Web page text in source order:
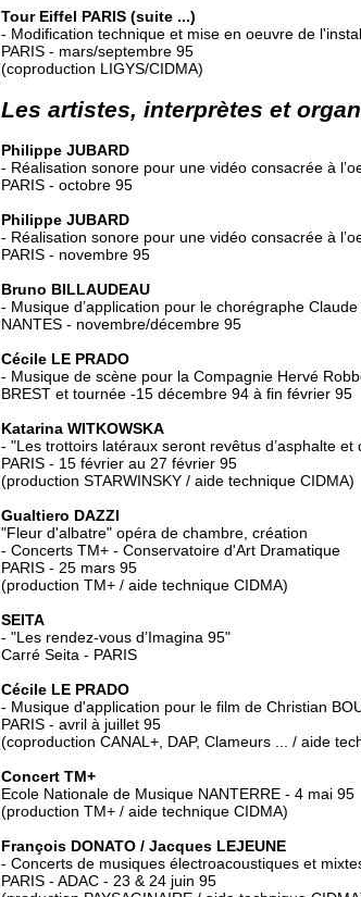
Tour Eiffel PARIS (suite ...)
- Modification technique et mise en oeuvre de
PARIS - mars/septembre 95
(coproduction LIGYS/CIDMA)
Les artistes, interprètes et
Philippe JUBARD
- Réalisation sonore pour une vidéo consacrée à
PARIS - octobre 95
Philippe JUBARD
- Réalisation sonore pour une vidéo consacrée à
PARIS - novembre 95
Bruno BILLAUDEAU
- Musique d’application pour le chorégraphe Claude
NANTES - novembre/décembre 95
Cécile LE PRADO
- Musique de scène pour la Compagnie Hervé
BREST et tournée -15 décembre 94 à fin février 95
Katarina WITKOWSKA
- "Les trottoirs latéraux seront revêtus d’asphalte
PARIS - 15 février au 27 février 95
(production STARWINSKY / aide technique CIDMA)
Gualtiero DAZZI
"Fleur d'albatre" opéra de chambre, création
- Concerts TM+ - Conservatoire d'Art Dramatique
PARIS - 25 mars 95
(production TM+ / aide technique CIDMA)
SEITA
- "Les rendez-vous d’Imagina 95"
Carré Seita - PARIS
Cécile LE PRADO
- Musique d'application pour le film de Christian
PARIS - avril à juillet 95
(coproduction CANAL+, DAP, Clameurs ... / aide
Concert TM+
Ecole Nationale de Musique NANTERRE - 4 mai 95
(production TM+ / aide technique CIDMA)
François DONATO / Jacques LEJEUNE
- Concerts de musiques électroacoustiques et
PARIS - ADAC - 23 & 24 juin 95